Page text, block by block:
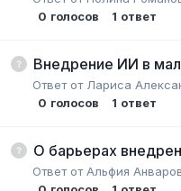
0 голосов 1 ответ
Внедрение ИИ в
Ответ от Лариса
0 голосов 1 ответ
О барьерах
Ответ от Альфия